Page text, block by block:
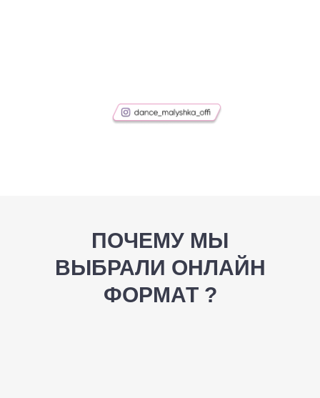
ПОЧЕМУ МЫ
ВЫБРАЛИ ОНЛАЙН
ФОРМАТ ?